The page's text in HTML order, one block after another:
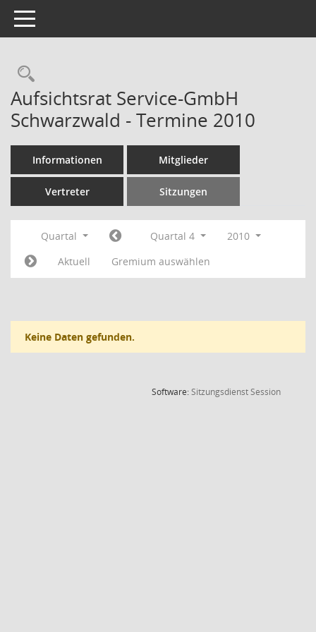
Toggle navigation
Rechercheauswahl
Aufsichtsrat Service-GmbH
Schwarzwald - Termine 2010
Informationen Mitglieder
Vertreter Sitzungen
Quartal Quartal 4
2010
Aktuell
Gremium auswählen
Keine Daten gefunden.
Software:SitzungsdienstSession(Wird in